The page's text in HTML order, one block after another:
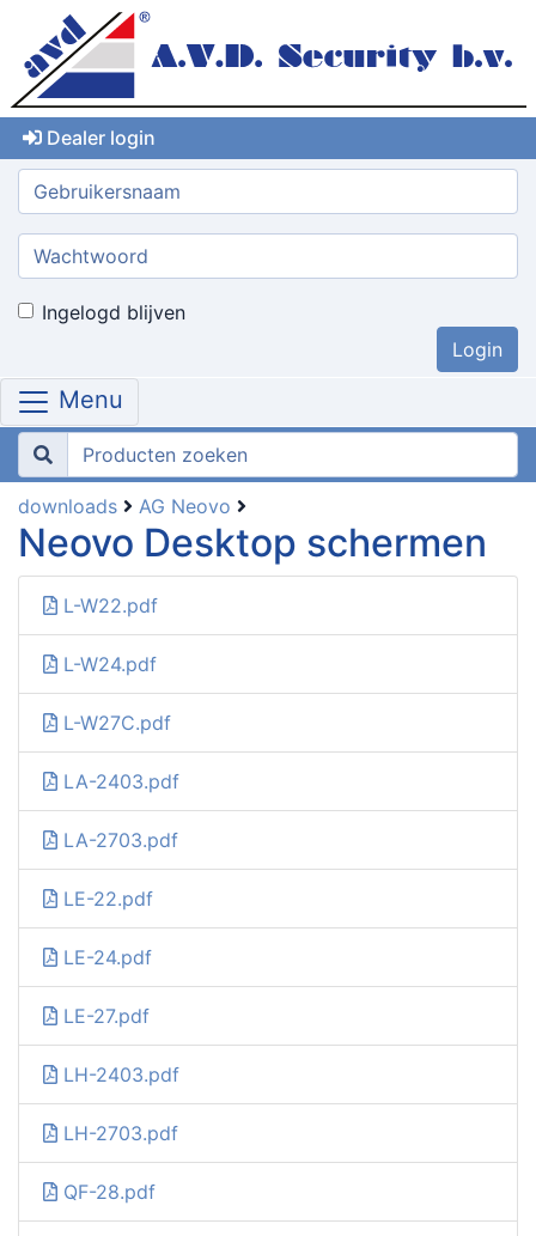
Dealer login
Gebruikersnaam:
Wachtwoord:
Ingelogd blijven
Menu
downloads AG Neovo
Neovo Desktop schermen
L-W22.pdf
L-W24.pdf
L-W27C.pdf
LA-2403.pdf
LA-2703.pdf
LE-22.pdf
LE-24.pdf
LE-27.pdf
LH-2403.pdf
LH-2703.pdf
QF-28.pdf